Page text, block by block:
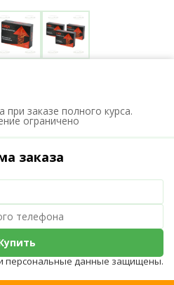
при заказе полного курса.
ограничено
заказа
персональные данные защищены.